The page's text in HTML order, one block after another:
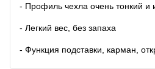
- Профиль чехла очень тонкий и
- Легкий вес, без запаха
- Функция подставки, карман,